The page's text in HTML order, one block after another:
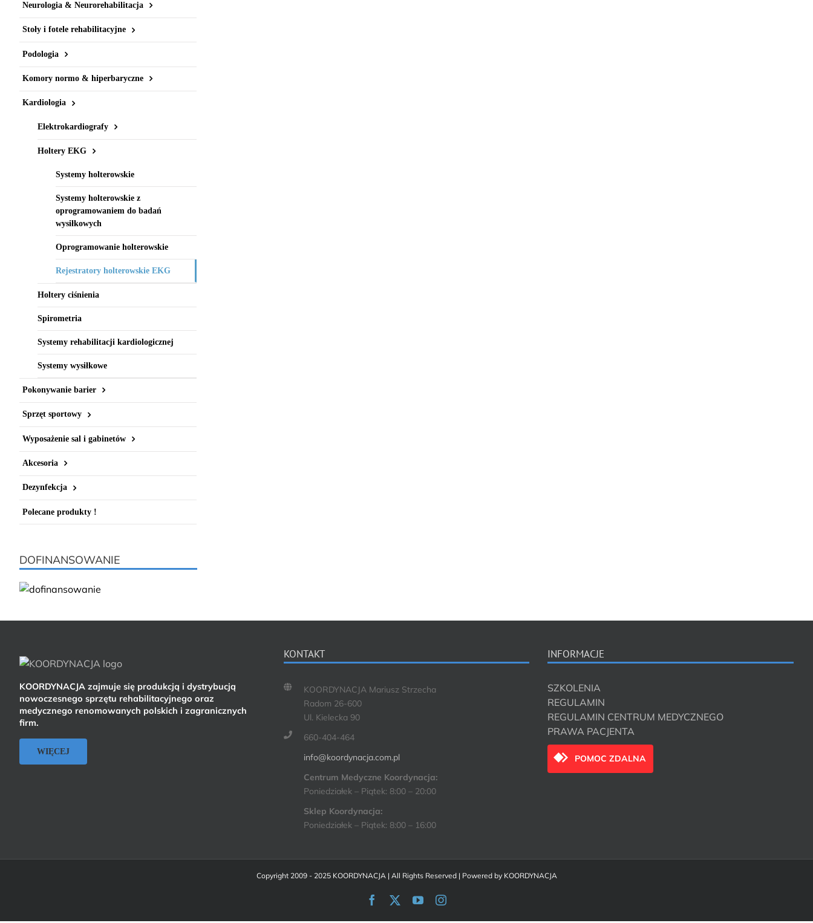
Neurologia & Neurorehabilitacja
Stoły i fotele rehabilitacyjne
Podologia
Komory normo & hiperbaryczne
Kardiologia
Elektrokardiografy
Holtery EKG
Systemy holterowskie
Systemy holterowskie z
oprogramowaniem do badań
wysiłkowych
Oprogramowanie holterowskie
Rejestratory holterowskie EKG
Holtery ciśnienia
Spirometria
Systemy rehabilitacji kardiologicznej
Systemy wysiłkowe
Pokonywanie barier
Sprzęt sportowy
Wyposażenie sal i gabinetów
Akcesoria
Dezynfekcja
Polecane produkty !
DOFINANSOWANIE
KOORDYNACJA zajmuje się produkcją i dystrybucją
nowoczesnego sprzętu rehabilitacyjnego oraz
medycznego renomowanych polskich i zagranicznych
firm.
WIĘCEJ
KONTAKT
KOORDYNACJA Mariusz Strzecha
Radom 26-600
Ul. Kielecka 90
660-404-464
info@koordynacja.com.pl
Centrum Medyczne Koordynacja:
Poniedziałek – Piątek: 8:00 – 20:00
Sklep Koordynacja:
Poniedziałek – Piątek: 8:00 – 16:00
INFORMACJE
SZKOLENIA
REGULAMIN
REGULAMIN CENTRUM MEDYCZNEGO
PRAWA PACJENTA
POMOC ZDALNA
Copyright 2009 - 2025 KOORDYNACJA | All Rights Reserved | Powered by KOORDYNACJA
Facebook YouTubeInstagram